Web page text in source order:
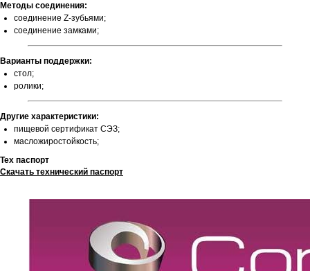
Методы соединения:
соединение Z-зубьями;
соединение замками;
Варианты поддержки:
стол;
ролики;
Другие характеристики:
пищевой сертификат СЭЗ;
масложиростойкость;
Тех паспорт
Скачать технический паспорт